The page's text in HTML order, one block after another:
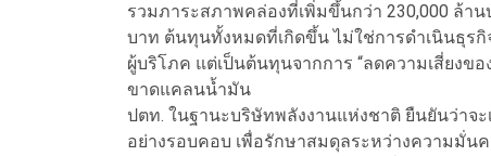
รวมภาระสภาพคล่องที่เพิ่มขึ้นกว่า 230,000 ล้า
บาท ต้นทุนทั้งหมดที่เกิดขึ้น ไม่ใช่การดำเนินธุร
ผู้บริโภค แต่เป็นต้นทุนจากการ “ลดความเสี่ยงขอ
ขาดแคลนน้ำมัน
ปตท. ในฐานะบริษัทพลังงานแห่งชาติ ยืนยันว่าจ
อย่างรอบคอบ เพื่อรักษาสมดุลระหว่างความมั่น